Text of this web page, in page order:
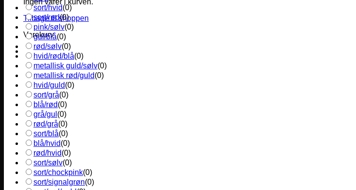
Ingen varer i kurven.
Tilbage til shoppen
Varekurv
sort/hvid(0)
sort/rød(0)
pink/sølv(0)
gul/blå(0)
rød/sølv(0)
hvid/rød/blå(0)
metallisk guld/sølv(0)
metallisk rød/guld(0)
hvid/guld(0)
sort/grå(0)
blå/rød(0)
grå/gul (0)
rød/grå(0)
sort/blå(0)
blå/hvid(0)
rød/hvid(0)
sort/sølv(0)
sort/chockpink(0)
sort/signalgrøn(0)